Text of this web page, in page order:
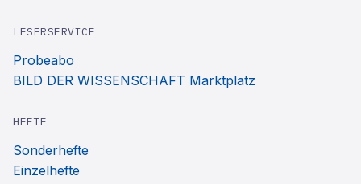
LESERSERVICE
Probeabo
BILD DER WISSENSCHAFT Marktplatz
HEFTE
Sonderhefte
Einzelhefte